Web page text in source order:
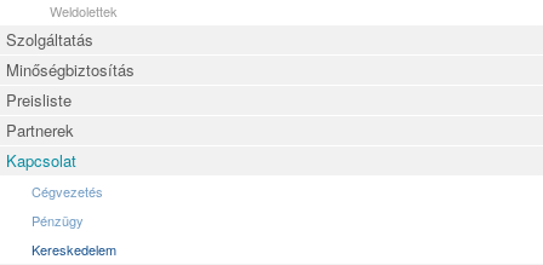
Weldolettek
Szolgáltatás
Minőségbiztosítás
Preisliste
Partnerek
Kapcsolat
Cégvezetés
Pénzügy
Kereskedelem